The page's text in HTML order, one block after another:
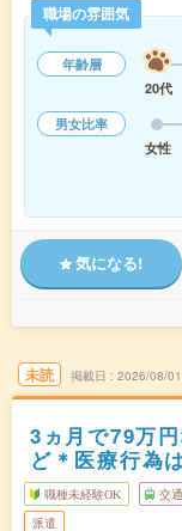
職場の雰囲気
年齢層
20代
男女比率
女性
気になる!
未読 掲載日 2026/08/01
3ヵ月で79万
ど＊医療行為
職種未経験OK 交
派遣